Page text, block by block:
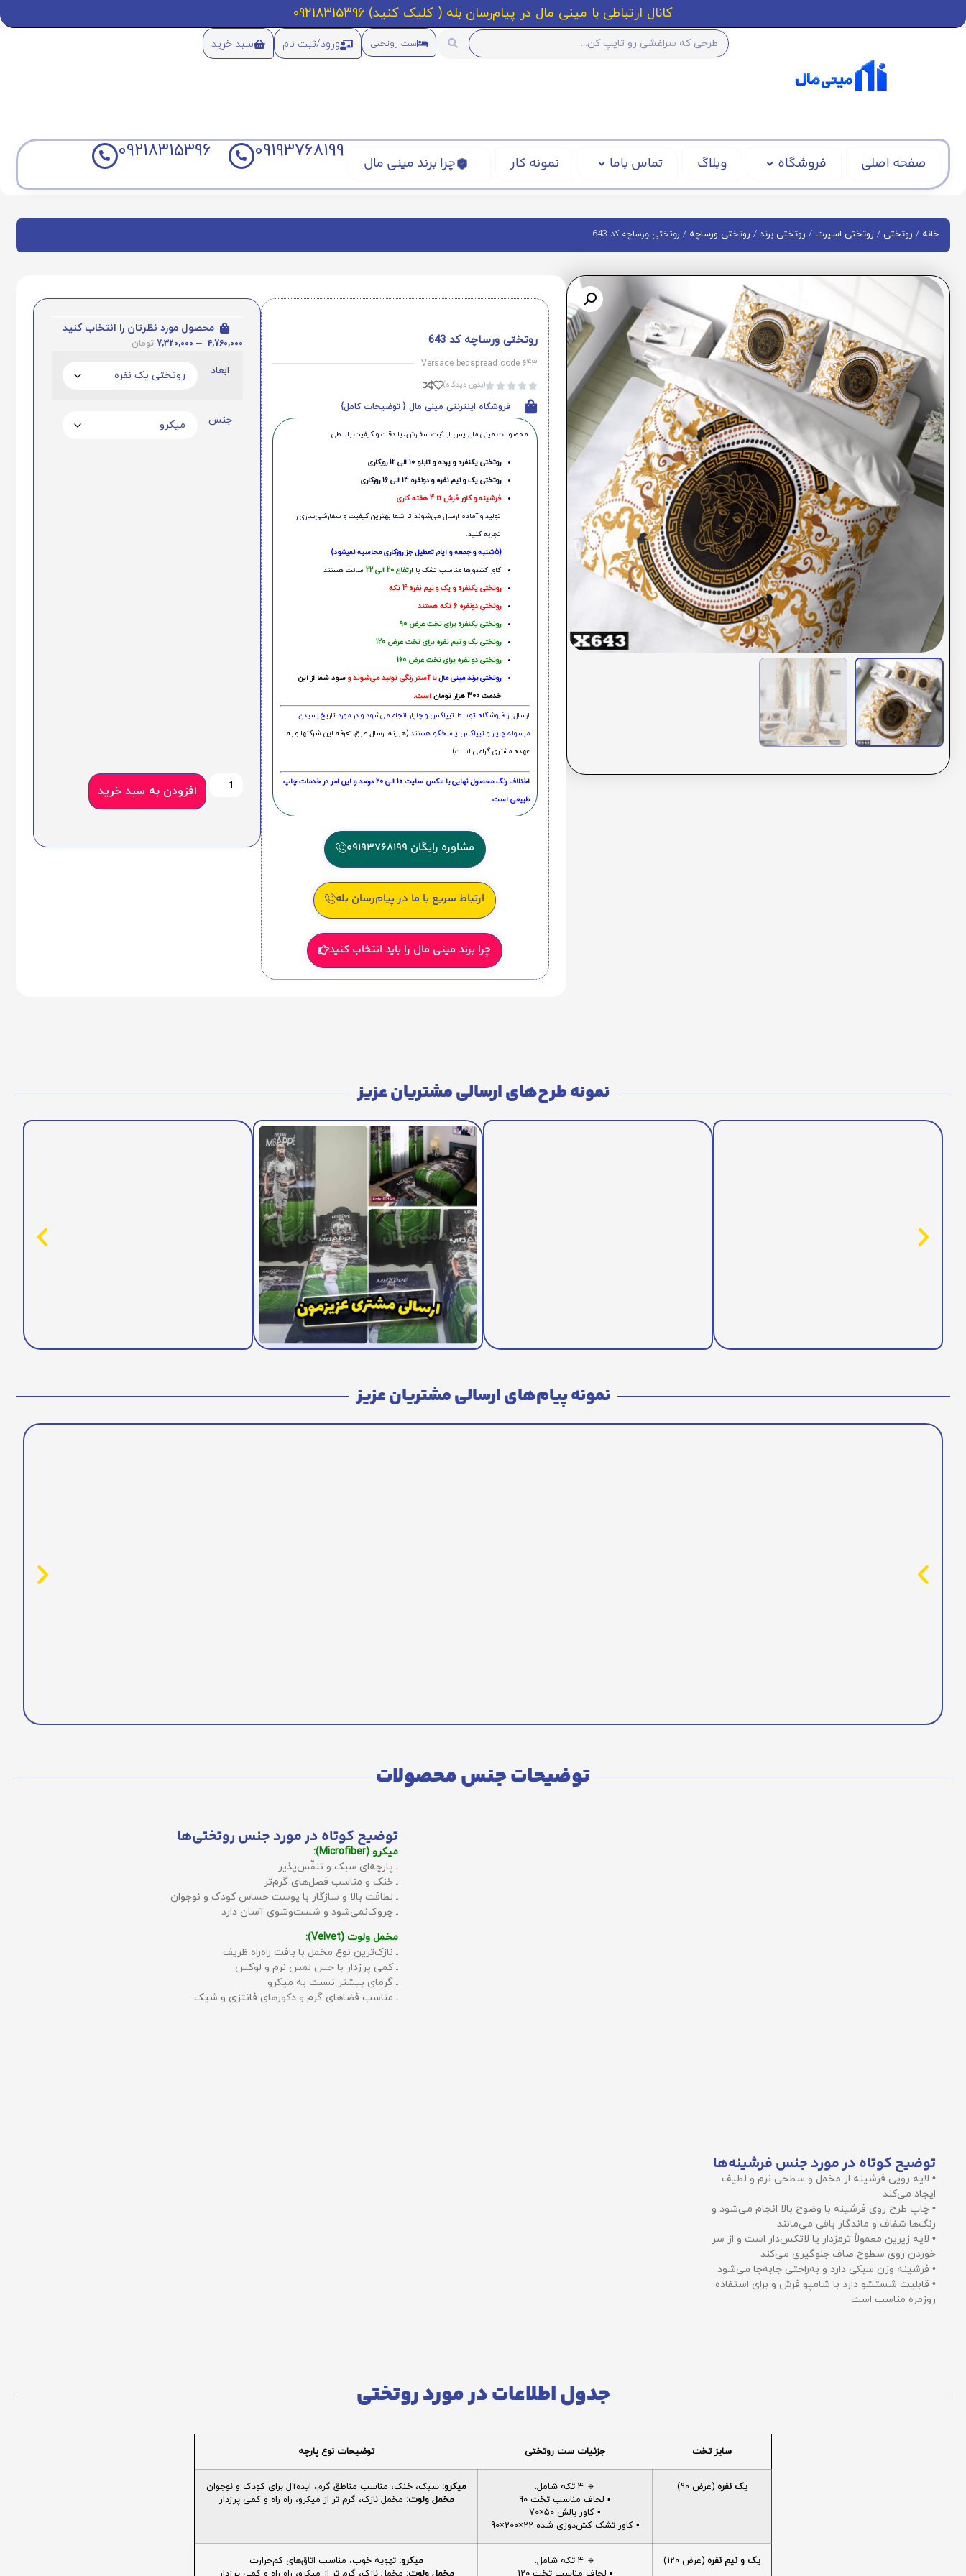
کانال ارتباطی با مینی مال در پیام‌رسان بله ( کلیک کنید) 09218315396
ست روتختی ورود/ثبت نام سبد خرید
صفحه اصلی فروشگاه وبلاگ تماس باما نمونه کار چرا برند مینی مال
09193768199
09218315396
خانه / روتختی / روتختی اسپرت / روتختی برند / روتختی ورساچه / روتختی ورساچه کد 643
روتختی ورساچه کد 643
Versace bedspread code 643




(بدون دیدگاه)
فروشگاه اینترنتی مینی مال { توضیحات کامل}
محصولات مینی‌ مال پس از ثبت سفارش، با دقت و کیفیت بالا طی:
روتختی یکنفره و پرده و تابلو 10 الی 12 روزکاری
روتختی یک و نیم نفره و دونفره 14 الی 16 روزکاری
فرشینه و کاور فرش تا 4 هفته کاری
تولید و آماده ارسال می‌شوند تا شما بهترین کیفیت و سفارشی‌سازی را
تجربه کنید.
(5شنبه و جمعه و ایام تعطیل جز روزکاری محاسبه نمیشود)
کاور کشدوزها مناسب تشک با ارتفاع 20 الی 22
سانت هستند
روتختی یکنفره و یک و نیم نفره 4 تکه
روتختی دونفره 6 تکه هستند
روتختی یکنفره برای تخت عرض 90
روتختی یک و نیم نفره برای تخت عرض 120
روتختی دو نفره برای تخت عرض 160
روتختی‌ برند مینی مالبا آستر رنگی تولید می‌شوند وسود شما از این
خدمت 300 هزار تومان
است.
ارسال از فروشگاه توسط تیپاکس و چاپار انجام می‌شود و در مورد تاریخ رسیدن
مرسوله چاپار و تیپاکس پاسخگو هستند.(هزینه ارسال طبق تعرفه این شرکتها و به
عهده مشتری گرامی است)
اختلاف رنگ محصول نهایی با عکس سایت 10 الی 20 درصد و این امر در خدمات چاپ
طبیعی است.
مشاوره رایگان 09193768199
ارتباط سریع با ما در پیام‌رسان بله
چرا برند مینی مال را باید انتخاب کنید
محصول مورد نظرتان را انتخاب کنید
4,760,000
–
7,320,000 تومان
ابعاد
جنس
افزودن به سبد خرید
نمونه طرح‌های ارسالی مشتریان عزیز
نمونه پیام‌های ارسالی مشتریان عزیز
توضیحات جنس محصولات
توضیح کوتاه در مورد جنس روتختی‌ها
میکرو (Microfiber):
ـ پارچه‌ای سبک و تنفّس‌پذیر
ـ خنک و مناسب فصل‌های گرم‌تر
ـ لطافت بالا و سازگار با پوست حساس کودک و نوجوان
ـ چروک‌نمی‌شود و شست‌وشوی آسان دارد
مخمل ولوت (Velvet):
ـ نازک‌ترین نوع مخمل با بافت راه‌راه ظریف
ـ کمی پرزدار با حس لمس نرم و لوکس
ـ گرمای بیشتر نسبت به میکرو
ـ مناسب فضاهای گرم و دکورهای فانتزی و شیک
توضیح کوتاه در مورد جنس فرشینه‌ها
• لایه رویی فرشینه از مخمل و سطحی نرم و لطیف
ایجاد می‌کند
• چاپ طرح روی فرشینه با وضوح بالا انجام می‌شود و
رنگ‌ها شفاف و ماندگار باقی می‌مانند
• لایه زیرین معمولاً ترمزدار یا لاتکس‌دار است و از سر
خوردن روی سطوح صاف جلوگیری می‌کند
• فرشینه وزن سبکی دارد و به‌راحتی جابه‌جا می‌شود
• قابلیت شستشو دارد با شامپو فرش و برای استفاده
روزمره مناسب است
جدول اطلاعات در مورد روتختی
سایز تخت جزئیات ست روتختی توضیحات نوع پارچه
یک نفره (عرض 90)
🔹 4 تکه شامل:
▪️ لحاف مناسب تخت 90
▪️ کاور بالش 50×70
▪️ کاور تشک کش‌دوزی شده 22×200×90
میکرو: سبک، خنک، مناسب مناطق گرم، ایده‌آل برای کودک و نوجوان
مخمل ولوت: مخمل نازک، گرم تر از میکرو، راه راه و کمی پرزدار
یک و نیم نفره (عرض 120)
🔹 4 تکه شامل:
میکرو: تهویه خوب، مناسب اتاق‌های کم‌حرارت